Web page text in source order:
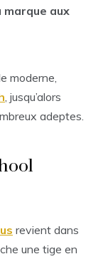
marque aux
moderne,
, jusqu’alors
adeptes.
revient dans
une tige en